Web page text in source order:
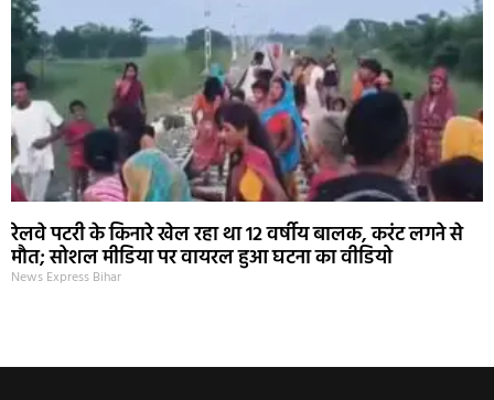
रेलवे पटरी के किनारे खेल रहा था 12 वर्षीय बालक, करंट लगने से
मौत; सोशल मीडिया पर वायरल हुआ घटना का वीडियो
News Express Bihar